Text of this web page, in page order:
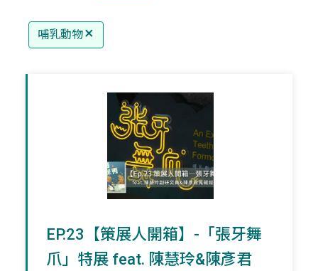
哺乳動物
EP.23【策展人開箱】-「張牙舞
爪」特展 feat. 陳慧玲&陳彥君